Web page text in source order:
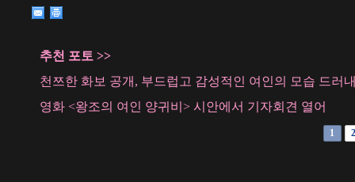
추천 포토 >>
천쯔한 화보 공개, 부드럽고 감성적인 여인의 모습 드러
영화 <왕조의 여인 양귀비> 시안에서 기자회견 열어
1 2